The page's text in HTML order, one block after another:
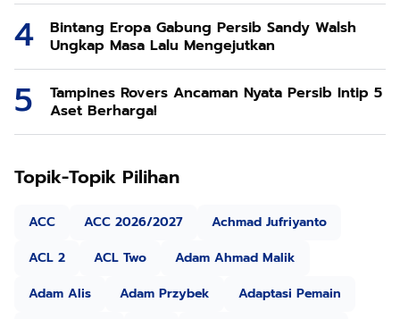
Bintang Eropa Gabung Persib Sandy Walsh
Ungkap Masa Lalu Mengejutkan
Tampines Rovers Ancaman Nyata Persib Intip 5
Aset Berharga!
Topik-Topik Pilihan
ACC ACC 2026/2027
Achmad Jufriyanto
ACL 2
ACL Two
Adam Ahmad Malik
Adam Alis
Adam Przybek
Adaptasi Pemain